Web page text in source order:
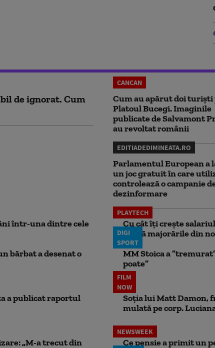
de ignorat. Cum
CANCAN
Cum au apărut doi turiști
Platoul Bucegi. Imaginile
publicate de Salvamont
au revoltat românii
EDITIADEDIMINEATA.RO
Parlamentul European a
un joc gratuit în care
controlează o campanie
dezinformare
într-una dintre cele
PLAYTECH
Cu cât îți crește
aplică majorările din
bărbat a desenat o
DIGI
SPORT
MM Stoica a
poate”
a publicat raportul
FILM
NOW
Soția lui Matt Damon,
mulată pe corp.
„M-a trecut din
NEWSWEEK
Ce pensie a primit un